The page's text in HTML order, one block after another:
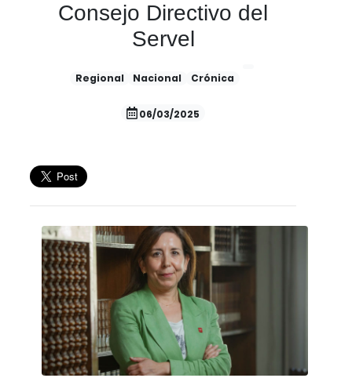
Consejo Directivo del
Servel
Regional Nacional Crónica
06/03/2025